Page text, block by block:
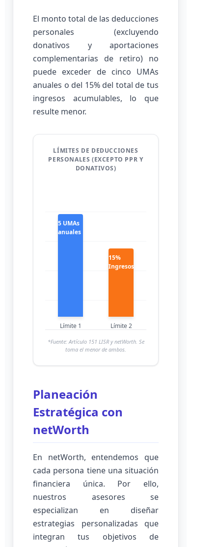
El monto total de las deducciones
personales (excluyendo
donativos y aportaciones
complementarias de retiro) no
puede exceder de cinco UMAs
anuales o del 15% del total de tus
ingresos acumulables, lo que
resulte menor.
LÍMITES DE DEDUCCIONES
PERSONALES (EXCEPTO PPR Y
DONATIVOS)
5 UMAs
anuales
Límite 1
15%
Ingresos
Límite 2
*Fuente: Artículo 151 LISR y netWorth. Se
toma el menor de ambos.
Planeación
Estratégica con
netWorth
En netWorth, entendemos que
cada persona tiene una situación
financiera única. Por ello,
nuestros asesores se
especializan en diseñar
estrategias personalizadas que
integran tus objetivos de